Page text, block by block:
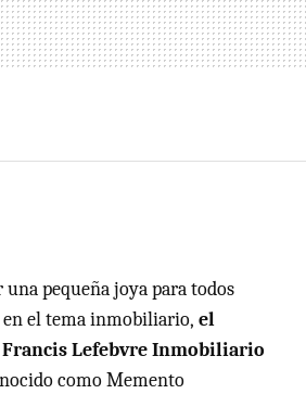
una pequeña joya para todos
el tema inmobiliario, el
Lefebvre Inmobiliario
como Memento